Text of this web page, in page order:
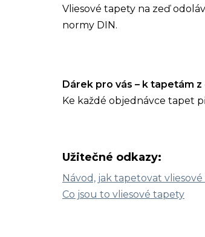
Vliesové tapety na zeď
normy DIN.
Dárek pro vás – k tapetám
Ke každé objednávce tapet
Užitečné odkazy:
Návod, jak tapetovat
Co jsou to vliesové tapety